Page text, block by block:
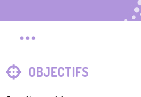
OBJECTIFS